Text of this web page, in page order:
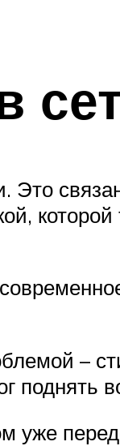
Это
которой
–
поднять
уже